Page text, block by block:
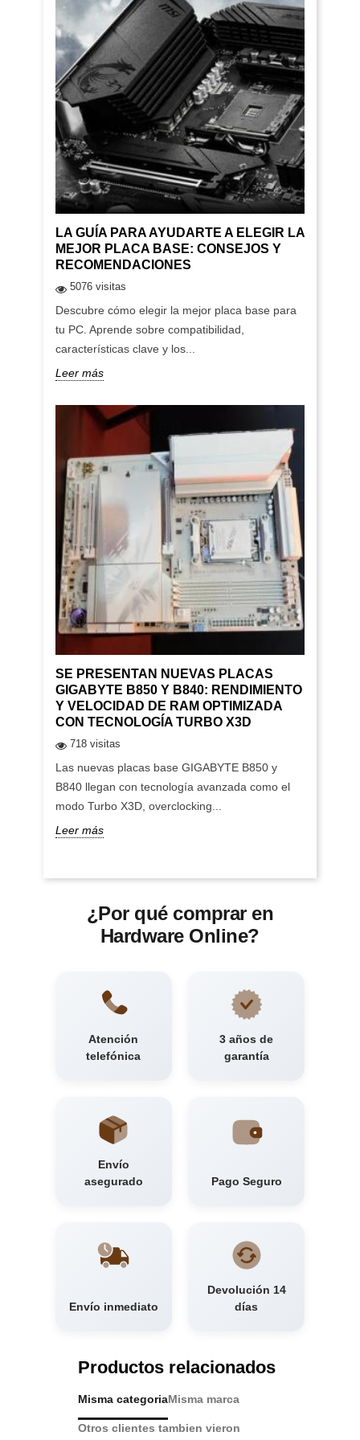
LA GUÍA PARA AYUDARTE A ELEGIR LA
MEJOR PLACA BASE: CONSEJOS Y
RECOMENDACIONES
5076 visitas
Descubre cómo elegir la mejor placa base para
tu PC. Aprende sobre compatibilidad,
características clave y los...
Leer más
SE PRESENTAN NUEVAS PLACAS
GIGABYTE B850 Y B840: RENDIMIENTO
Y VELOCIDAD DE RAM OPTIMIZADA
CON TECNOLOGÍA TURBO X3D
718 visitas
Las nuevas placas base GIGABYTE B850 y
B840 llegan con tecnología avanzada como el
modo Turbo X3D, overclocking...
Leer más
¿Por qué comprar en
Hardware Online?
Atención
telefónica
3 años de
garantía
Envío
asegurado
Pago Seguro
Envío inmediato
Devolución 14
días
Productos relacionados
Misma categoriaMisma marca
Otros clientes tambien vieron